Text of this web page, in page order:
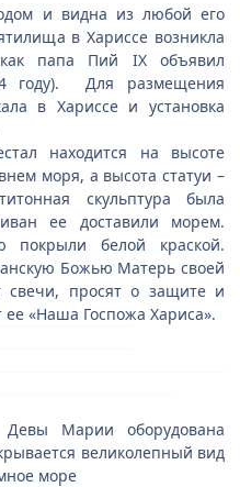
и видна из любой его
в Хариссе возникла
папа Пий IX объявил
году). Для размещения
в Хариссе и установка
находится на высоте
моря, а высота статуи –
скульптура была
ее доставили морем.
покрыли белой краской.
Божью Матерь своей
свечи, просят о защите и
«Наша Госпожа Хариса».
Марии оборудована
великолепный вид
море